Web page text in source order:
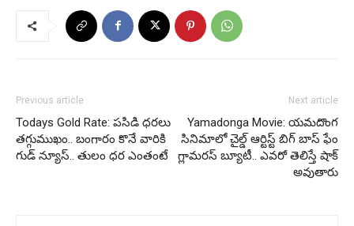
Previous article
Todays Gold Rate: పసిడి ధరలు
తగ్గుముఖం.. బంగారం కొనే వారికి
గుడ్ న్యూస్.. తులం ధర ఎంతంటే
Next article
Yamadonga Movie: యమదొంగ
సినిమాలో చైల్డ్ ఆర్టిస్ట్ బిగ్ బాస్ ఫేం
గ్లామరస్ బ్యూటీ.. ఎవరో తెలిస్తే షాక్
అవుతారు